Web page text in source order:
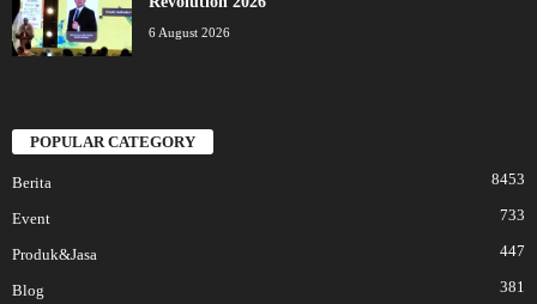
6 August 2026
POPULAR CATEGORY
Berita 8453
Event 733
Produk&Jasa 447
Blog 381